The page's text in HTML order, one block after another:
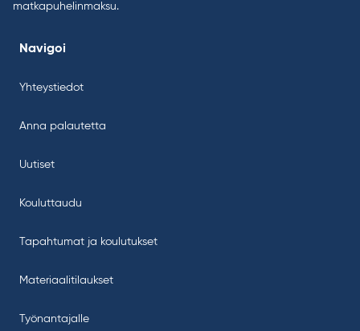
matkapuhelinmaksu.
Navigoi
Yhteystiedot
Anna palautetta
Uutiset
Kouluttaudu
Tapahtumat ja koulutukset
Materiaalitilaukset
Työnantajalle